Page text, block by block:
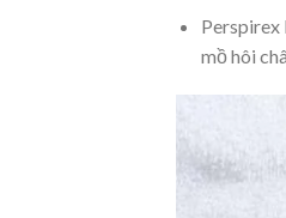
Perspirex
mồ hôi